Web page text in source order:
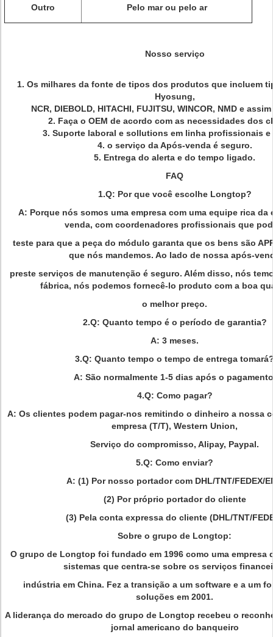
Outro Pelo mar ou pelo ar
Nosso serviço
1. Os milhares da fonte de tipos dos produtos que incluem
Hyosung,
NCR, DIEBOLD, HITACHI, FUJITSU, WINCOR, NMD e
2. Faça o OEM de acordo com as necessidades dos
3. Suporte laboral e sollutions em linha profissionais e
4. o serviço da Após-venda é seguro.
5. Entrega do alerta e do tempo ligado.
FAQ
1.Q: Por que você escolhe Longtop?
A: Porque nós somos uma empresa com uma equipe rica da
venda, com coordenadores profissionais que
teste para que a peça do módulo garanta que os bens são
que nós mandemos. Ao lado de nossa após-
preste serviços de manutenção é seguro. Além disso, nós
fábrica, nós podemos fornecê-lo produto com a boa
o melhor preço.
2.Q: Quanto tempo é o período de garantia?
A: 3 meses.
3.Q: Quanto tempo o tempo de entrega
A: São normalmente 1-5 dias após o
4.Q: Como pagar?
A: Os clientes podem pagar-nos remitindo o dinheiro a nossa
empresa (T/T), Western Union,
Serviço do compromisso, Alipay, Paypal.
5.Q: Como enviar?
A: (1) Por nosso portador com DHL/TNT/FEDEX/
(2) Por próprio portador do cliente
(3) Pela conta expressa do cliente (DHL/TNT/
Sobre o grupo de Longtop:
O grupo de Longtop foi fundado em 1996 como uma empresa
sistemas que centra-se sobre os serviços
indústria em China. Fez a transição a um software e a um
soluções em 2001.
A liderança do mercado do grupo de Longtop recebeu o
jornal americano do banqueiro